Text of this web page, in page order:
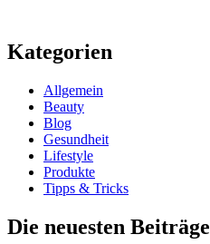
Kategorien
Allgemein
Beauty
Blog
Gesundheit
Lifestyle
Produkte
Tipps & Tricks
Die neuesten Beiträge